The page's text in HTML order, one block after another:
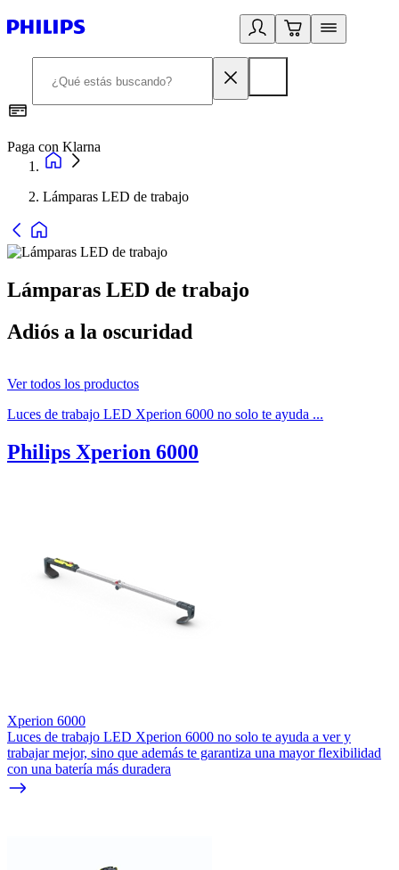
Paga con Klarna
Lámparas LED de trabajo
Lámparas LED de trabajo
Adiós a la oscuridad
Ver todos los productos
Luces de trabajo LED Xperion 6000 no solo te ayuda ...
Philips Xperion 6000
Xperion 6000
Luces de trabajo LED Xperion 6000 no solo te ayuda a ver y
trabajar mejor, sino que además te garantiza una mayor flexibilidad
con una batería más duradera